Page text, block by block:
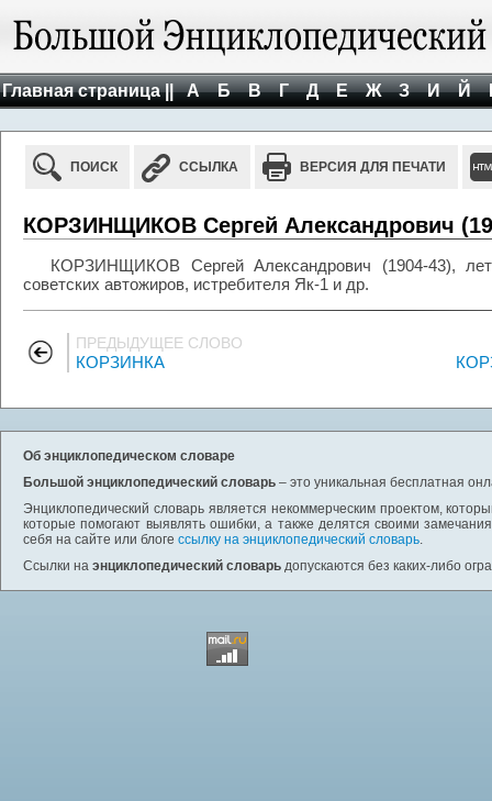
Главная страница || А Б В Г Д Е Ж З И Й
ПОИСК ССЫЛКА ВЕРСИЯ ДЛЯ ПЕЧАТИ
КОРЗИНЩИКОВ Сергей Александрович
КОРЗИНЩИКОВ Сергей Александрович (1904-43),
советских автожиров, истребителя Як-1 и др.
ПРЕДЫДУЩЕЕ СЛОВО
КОРЗИНКА
Об энциклопедическом словаре
Большой энциклопедический словарь – это уникальная бесплатная
Энциклопедический словарь является некоммерческим проектом,
которые помогают выявлять ошибки, а также делятся своими
себя на сайте или блоге ссылку на энциклопедический словарь.
Ссылки на энциклопедический словарь допускаются без каких-либо